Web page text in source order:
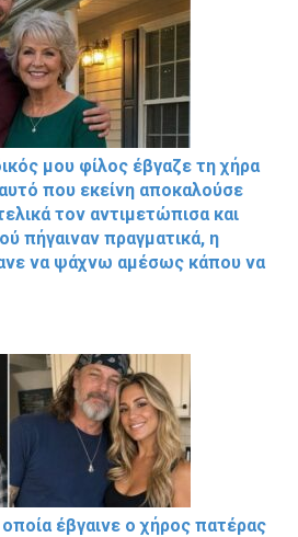
μου φίλος έβγαζε τη χήρα
που εκείνη αποκαλούσε
τον αντιμετώπισα και
πήγαιναν πραγματικά, η
να ψάχνω αμέσως κάπου να
έβγαινε ο χήρος πατέρας